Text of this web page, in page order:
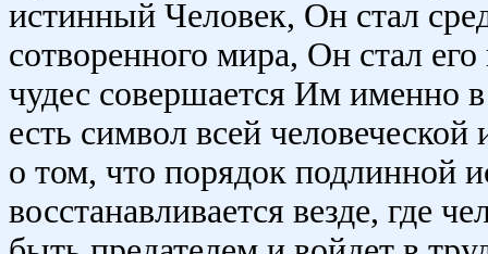
истинный Человек, Он стал
сотворенного мира, Он стал
чудес совершается Им именно
есть символ всей
о том, что порядок подлинной
восстанавливается везде, где